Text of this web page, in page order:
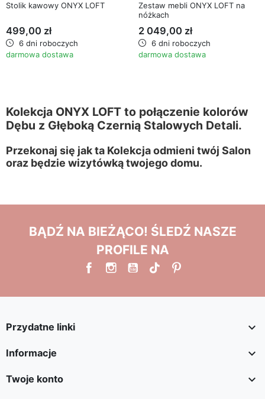
Stolik kawowy ONYX LOFT
499,00 zł
6 dni roboczych
darmowa dostawa
Zestaw mebli ONYX LOFT na
nóżkach
2 049,00 zł
6 dni roboczych
darmowa dostawa
Kolekcja ONYX LOFT to połączenie kolorów
Dębu z Głęboką Czernią Stalowych Detali.
Przekonaj się jak ta Kolekcja odmieni twój Salon
oraz będzie wizytówką twojego domu.
BĄDŹ NA BIEŻĄCO! ŚLEDŹ NASZE
PROFILE NA
Przydatne linki 
Informacje 
Twoje konto
